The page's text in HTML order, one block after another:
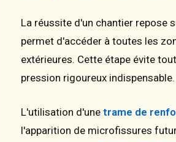
La réussite d'un chantier repose
permet d'accéder à toutes les
extérieures. Cette étape évite
pression rigoureux indispensable.
L'utilisation d'une trame de
l'apparition de microfissures